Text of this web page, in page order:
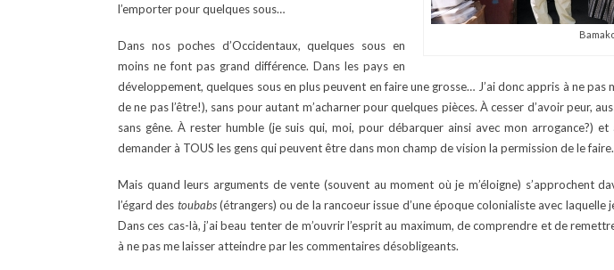
l’emporter pour quelques sous…
Dans nos poches d’Occidentaux, quelques sous en
moins ne font pas grand différence. Dans les pays en
développement, quelques sous en plus peuvent en faire une grosse… J’ai donc appris à ne
de ne pas l’être!), sans pour autant m’acharner pour quelques pièces. À cesser d’avoir peur,
sans gêne. À rester humble (je suis qui, moi, pour débarquer ainsi avec mon arrogance?)
demander à TOUS les gens qui peuvent être dans mon champ de vision la permission de le
Mais quand leurs arguments de vente (souvent au moment où je m’éloigne) s’approchent
l’égard des toubabs(étrangers) ou de la rancoeur issue d’une époque colonialiste avec laquelle
Dans ces cas-là, j’ai beau tenter de m’ouvrir l’esprit au maximum, de comprendre et de
à ne pas me laisser atteindre par les commentaires désobligeants.